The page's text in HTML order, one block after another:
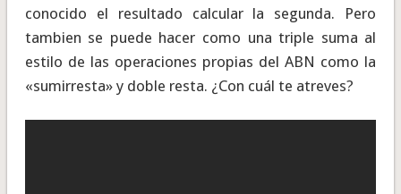
conocido el resultado calcular la segunda. Pero
tambien se puede hacer como una triple suma al
estilo de las operaciones propias del ABN como la
«sumirresta» y doble resta. ¿Con cuál te atreves?